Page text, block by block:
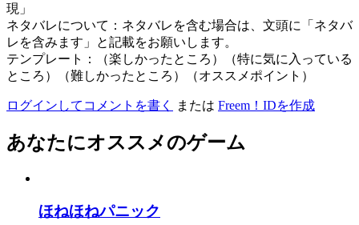
現」
ネタバレについて：ネタバレを含む場合は、文頭に「ネタバ
レを含みます」と記載をお願いします。
テンプレート：（楽しかったところ）（特に気に入っている
ところ）（難しかったところ）（オススメポイント）
ログインしてコメントを書く または Freem！IDを作成
あなたにオススメのゲーム
ほねほねパニック